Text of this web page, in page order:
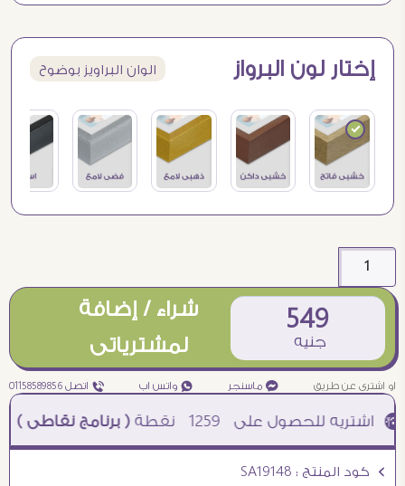
إختار لون البرواز الوان البراويز بوضوح
549
جنيه
شراء / إضافة
لمشترياتى
او اشترى عن طريق ¥ ماسنجر ₧ واتس اب ƒ اتصل 01158589856
1259 نقطة( برنامج نقاطى )à خصم 5% للعملاء الجدد à شحن مجانى عند الشراء ب 4000 جنيه à
Ö كود المنتج : SA19148